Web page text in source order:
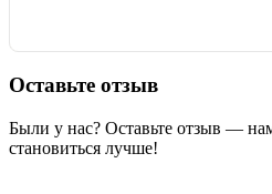
Оставьте отзыв
Были у нас? Оставьте отзыв —
становиться лучше!